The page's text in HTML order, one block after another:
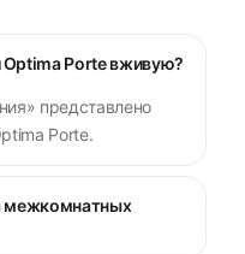
Porte вживую?
представлено
Porte.
межкомнатных